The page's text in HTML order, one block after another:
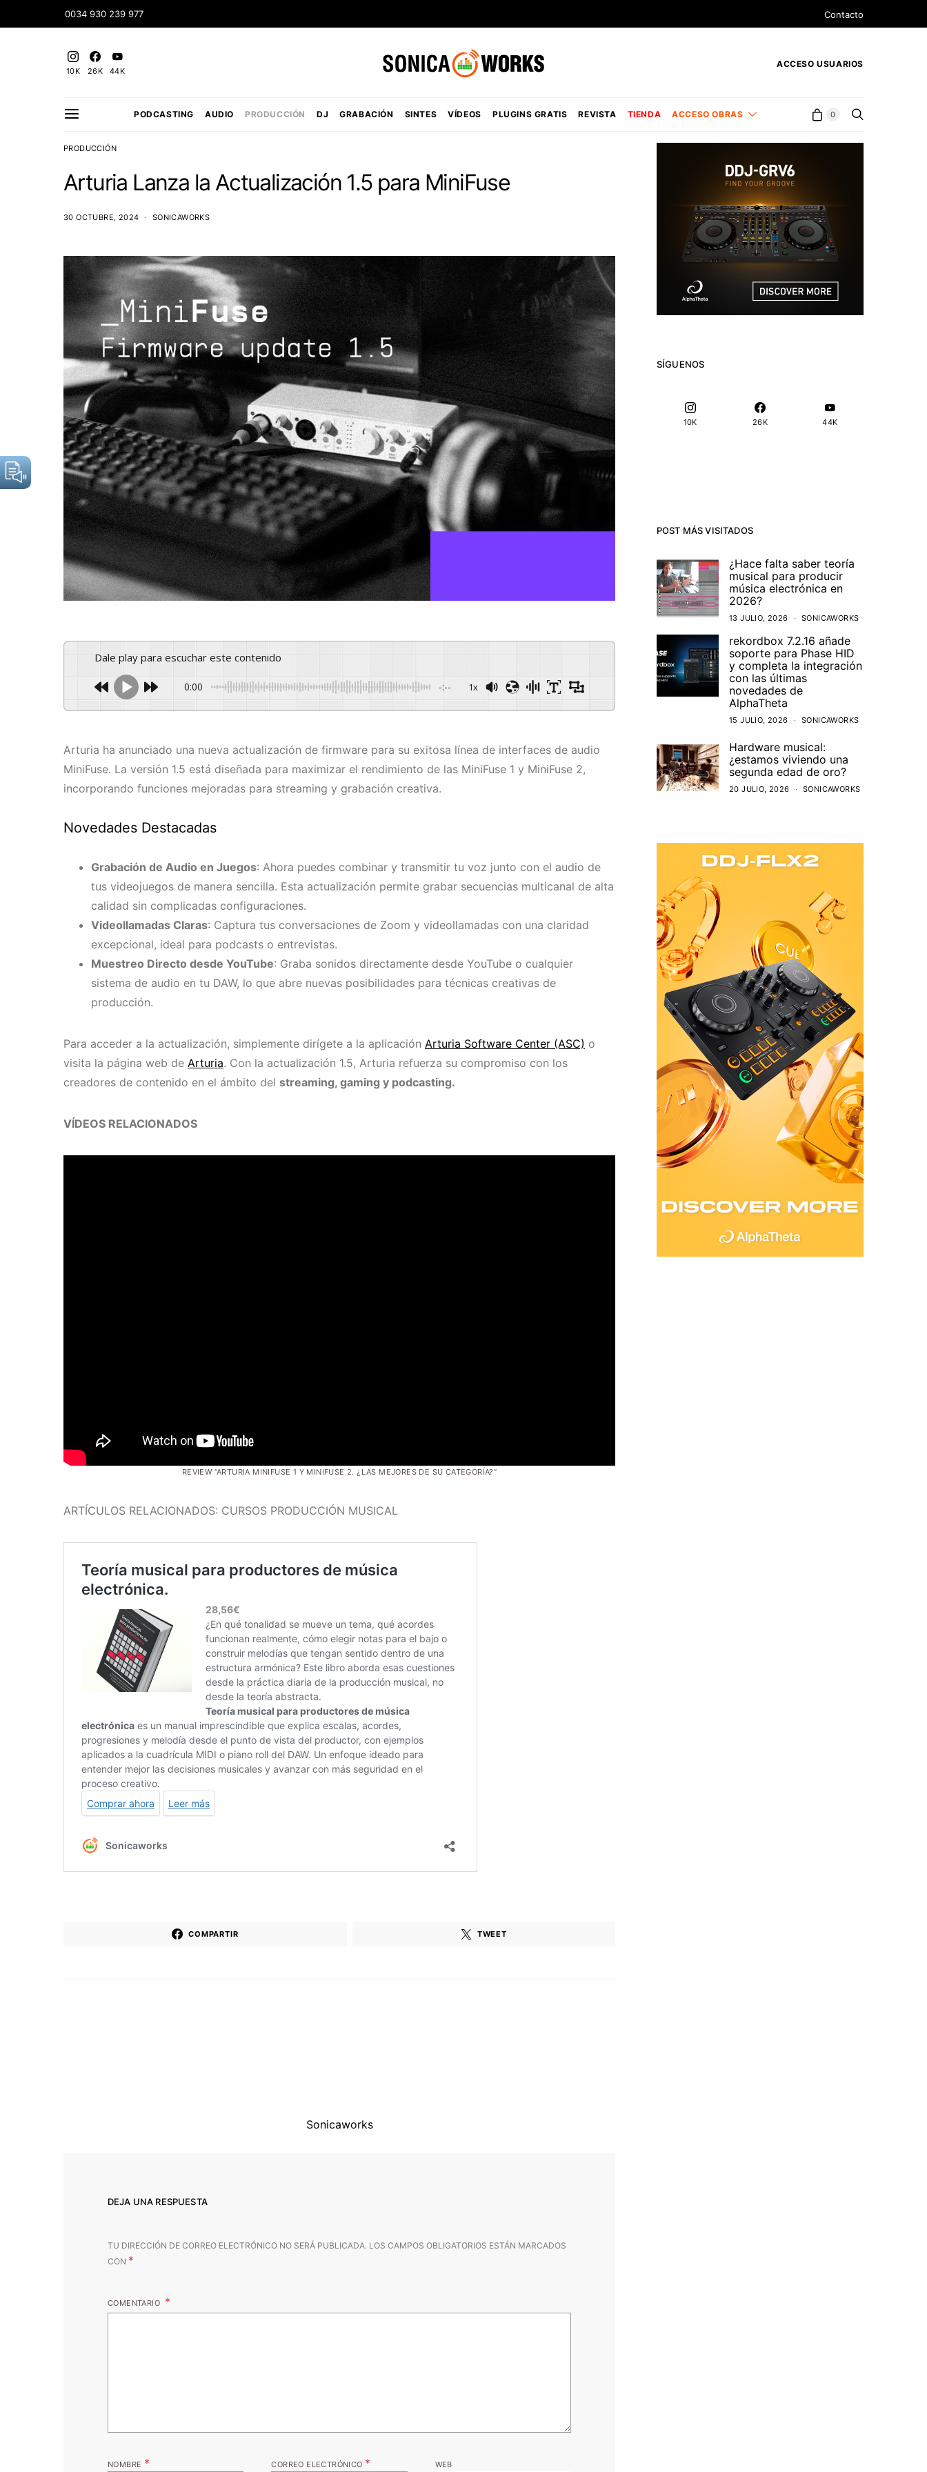
0034 930 239 977 Contacto
10K 26K 44K
ACCESO USUARIOS
PODCASTING AUDIO PRODUCCIÓN DJ GRABACIÓN SINTES VÍDEOS PLUGINS GRATIS REVISTA TIENDA ACCESO OBRAS 0
PRODUCCIÓN
Arturia Lanza la Actualización 1.5 para MiniFuse
30 OCTUBRE, 2024 SONICAWORKS
Dale play para escuchar este contenido
0:00 -:-- 1x
Arturia ha anunciado una nueva actualización de firmware para su exitosa línea de interfaces de audio
MiniFuse. La versión 1.5 está diseñada para maximizar el rendimiento de las MiniFuse 1 y MiniFuse 2,
incorporando funciones mejoradas para streaming y grabación creativa.
Novedades Destacadas
Grabación de Audio en Juegos: Ahora puedes combinar y transmitir tu voz junto con el audio de
tus videojuegos de manera sencilla. Esta actualización permite grabar secuencias multicanal de alta
calidad sin complicadas configuraciones.
Videollamadas Claras: Captura tus conversaciones de Zoom y videollamadas con una claridad
excepcional, ideal para podcasts o entrevistas.
Muestreo Directo desde YouTube: Graba sonidos directamente desde YouTube o cualquier
sistema de audio en tu DAW, lo que abre nuevas posibilidades para técnicas creativas de
producción.
Para acceder a la actualización, simplemente dirígete a la aplicación Arturia Software Center (ASC) o
visita la página web de Arturia. Con la actualización 1.5, Arturia refuerza su compromiso con los
creadores de contenido en el ámbito del streaming, gaming y podcasting.
VÍDEOS RELACIONADOS
REVIEW “ARTURIA MINIFUSE 1 Y MINIFUSE 2. ¿LAS MEJORES DE SU CATEGORÍA?”
ARTÍCULOS RELACIONADOS: CURSOS PRODUCCIÓN MUSICAL
COMPARTIR TWEET
Sonicaworks
DEJA UNA RESPUESTA
TU DIRECCIÓN DE CORREO ELECTRÓNICO NO SERÁ PUBLICADA. LOS CAMPOS OBLIGATORIOS ESTÁN MARCADOS
CON *
COMENTARIO
NOMBRE * CORREO ELECTRÓNICO * WEB
SÍGUENOS
10K 26K 44K
POST MÁS VISITADOS
¿Hace falta saber teoría
musical para producir
música electrónica en
2026?
13 JULIO, 2026 SONICAWORKS
rekordbox 7.2.16 añade
soporte para Phase HID
y completa la integración
con las últimas
novedades de
AlphaTheta
15 JULIO, 2026 SONICAWORKS
Hardware musical:
¿estamos viviendo una
segunda edad de oro?
20 JULIO, 2026 SONICAWORKS